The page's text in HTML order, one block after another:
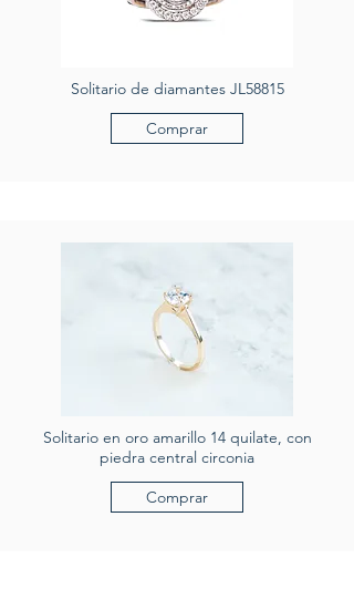
Solitario de diamantes JL58815
Comprar
Solitario en oro amarillo 14 quilate, con
piedra central circonia
Comprar